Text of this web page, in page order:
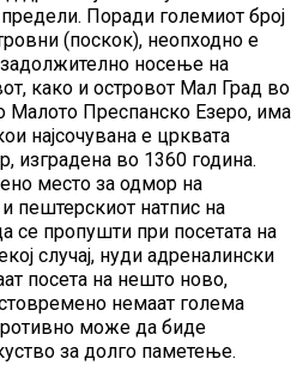
Поради големиот број
(поскок), неопходно е
носење на
како и островот Мал Град во
Малото Преспанско Езеро, има
најсочувана е црквата
изградена во 1360 година.
место за одмор на
пештерскиот натпис на
се пропушти при посетата на
случај, нуди адреналински
посета на нешто ново,
немаат голема
може да биде
за долго паметење.